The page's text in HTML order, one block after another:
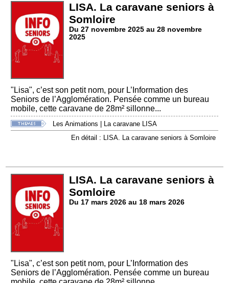
LISA. La caravane seniors à
Somloire
Du 27 novembre 2025 au 28 novembre
2025
"Lisa", c’est son petit nom, pour L’Information des
Seniors de l’Agglomération. Pensée comme un bureau
mobile, cette caravane de 28m² sillonne...
Les Animations
La caravane LISA
En détail : LISA. La caravane seniors à Somloire
LISA. La caravane seniors à
Somloire
Du 17 mars 2026 au 18 mars 2026
"Lisa", c’est son petit nom, pour L’Information des
Seniors de l’Agglomération. Pensée comme un bureau